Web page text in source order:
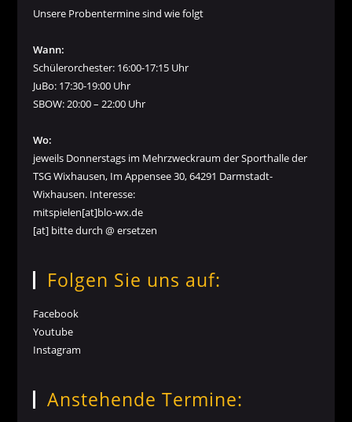
Unsere Probentermine sind wie folgt
Wann:
Schülerorchester: 16:00-17:15 Uhr
JuBo: 17:30-19:00 Uhr
SBOW: 20:00 – 22:00 Uhr
Wo:
jeweils Donnerstags im Mehrzweckraum der Sporthalle der
TSG Wixhausen, Im Appensee 30, 64291 Darmstadt-
Wixhausen. Interesse:
mitspielen[at]blo-wx.de
[at] bitte durch @ ersetzen
Folgen Sie uns auf:
Facebook
Youtube
Instagram
Anstehende Termine: